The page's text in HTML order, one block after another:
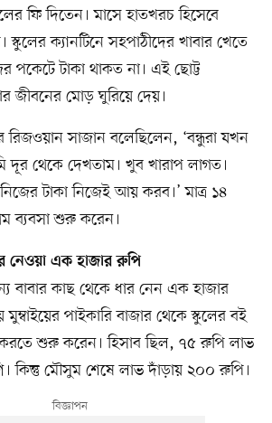
ফি দিতেন। মাসে হাতখরচ হিসেবে
স্কুলের ক্যানটিনে সহপাঠীদের খাবার খেতে
পকেটে টাকা থাকত না। এই ছোট্ট
জীবনের মোড় ঘুরিয়ে দেয়।
রিজওয়ান সাজান বলেছিলেন, ‘বন্ধুরা যখন
দূর থেকে দেখতাম। খুব খারাপ লাগত।
টাকা নিজেই আয় করব।’ মাত্র ১৪
ব্যবসা শুরু করেন।
নেওয়া এক হাজার রুপি
বাবার কাছ থেকে ধার নেন এক হাজার
মুম্বাইয়ের পাইকারি বাজার থেকে স্কুলের বই
করতে শুরু করেন। হিসাব ছিল, ৭৫ রুপি লাভ
কিন্তু মৌসুম শেষে লাভ দাঁড়ায় ২০০ রুপি।